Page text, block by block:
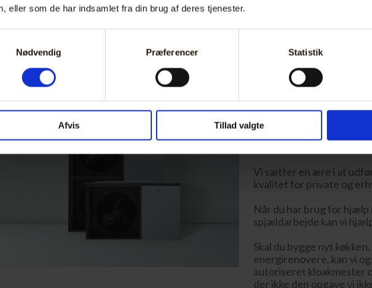
eller som de har indsamlet fra din brug af deres tjenester.
Nødvendig
Præferencer Statistik
Afvis Tillad valgte
SKAT:
Har du brug for
Sejling Smedje er en af
Vi sætter en ære i at
kvalitet for private og
Når du har brug for hjælp
spjældarbejde kan vi
Skal du bygge nyt
energirenovere, kan vi
autoriseret kloakmester
der ikke den opgave vi